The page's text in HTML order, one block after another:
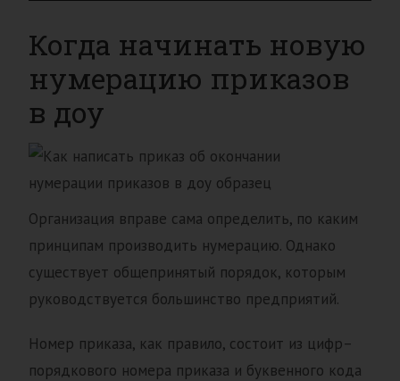
Когда начинать новую
нумерацию приказов
в доу
Организация вправе сама определить, по каким
принципам производить нумерацию. Однако
существует общепринятый порядок, которым
руководствуется большинство предприятий.
Номер приказа, как правило, состоит из цифр–
порядкового номера приказа и буквенного кода